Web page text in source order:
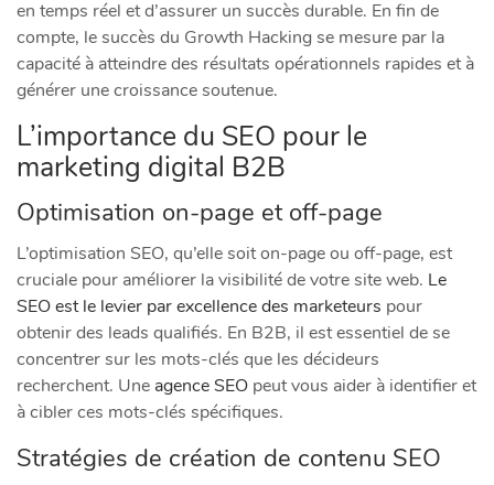
en temps réel et d’assurer un succès durable. En fin de
compte, le succès du Growth Hacking se mesure par la
capacité à atteindre des résultats opérationnels rapides et à
générer une croissance soutenue.
L’importance du SEO pour le
marketing digital B2B
Optimisation on-page et off-page
L’optimisation SEO, qu’elle soit on-page ou off-page, est
cruciale pour améliorer la visibilité de votre site web. Le
SEO est le levier par excellence des marketeurs pour
obtenir des leads qualifiés. En B2B, il est essentiel de se
concentrer sur les mots-clés que les décideurs
recherchent. Une agence SEO peut vous aider à identifier et
à cibler ces mots-clés spécifiques.
Stratégies de création de contenu SEO